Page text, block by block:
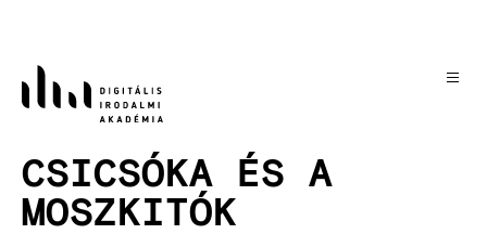
CSICSÓKA ÉS A
MOSZKITÓK